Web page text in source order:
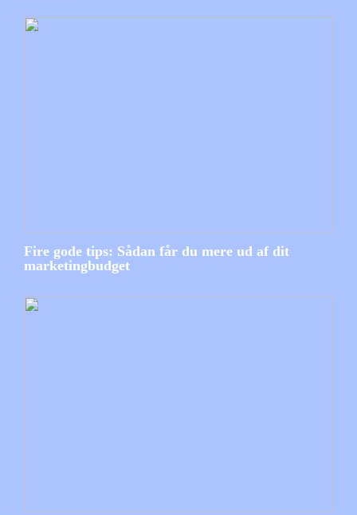
Fire gode tips: Sådan får du mere ud af dit
marketingbudget